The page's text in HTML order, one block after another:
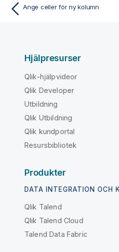
Ange celler för ny kolumn
Hjälpresurser
Qlik-hjälpvideor
Qlik Developer
Utbildning
Qlik Utbildning
Qlik kundportal
Resursbibliotek
Produkter
DATA INTEGRATION OCH
Qlik Talend
Qlik Talend Cloud
Talend Data Fabric